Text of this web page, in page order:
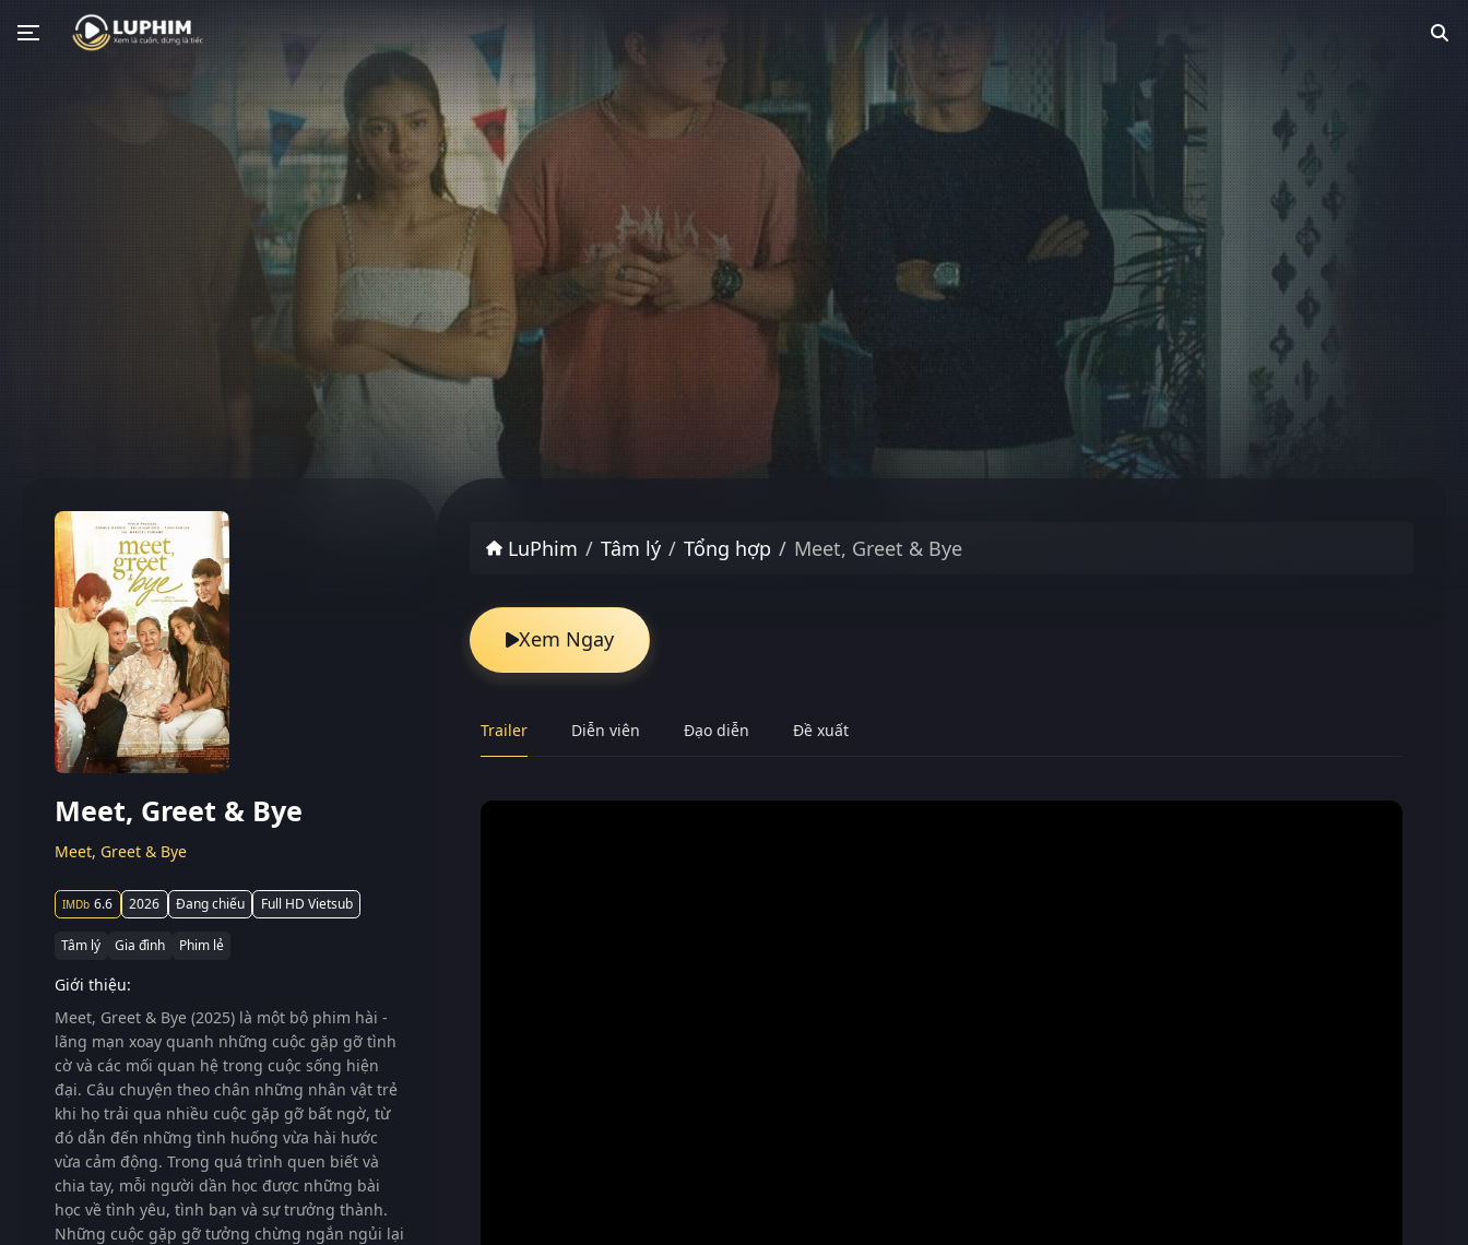
Meet, Greet & Bye
Meet, Greet & Bye
6.6 2026 Đang chiếu Full HD Vietsub
Tâm lý Gia đình Phim lẻ
Giới thiệu:
Meet, Greet & Bye (2025) là một bộ phim hài -
lãng mạn xoay quanh những cuộc gặp gỡ tình
cờ và các mối quan hệ trong cuộc sống hiện
đại. Câu chuyện theo chân những nhân vật trẻ
khi họ trải qua nhiều cuộc gặp gỡ bất ngờ, từ
đó dẫn đến những tình huống vừa hài hước
vừa cảm động. Trong quá trình quen biết và
chia tay, mỗi người dần học được những bài
học về tình yêu, tình bạn và sự trưởng thành.
Những cuộc gặp gỡ tưởng chừng ngắn ngủi lại
LuPhim Tâm lý Tổng hợp Meet, Greet & Bye
Xem Ngay
Trailer Diễn viên Đạo diễn Đề xuất